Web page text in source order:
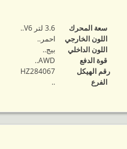
‬سعة المحرك
3.6 لتر V6..
اللون الخارجي
احمر..
اللون الداخلي
بيج..
قوة الدفع
AWD..
رقم الهيكل
HZ284067
الفرع
..